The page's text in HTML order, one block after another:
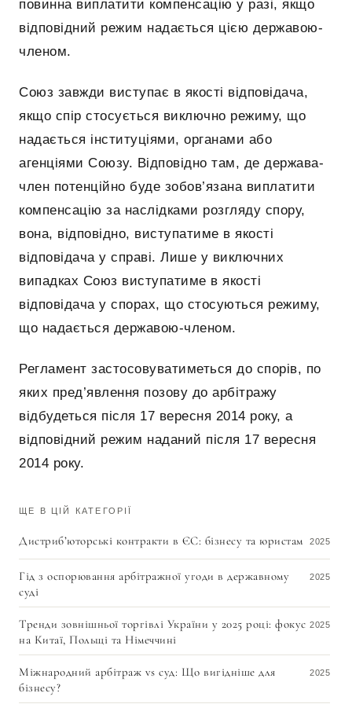
повинна виплатити компенсацію у разі, якщо
відповідний режим надається цією державою-
членом.
Союз завжди виступає в якості відповідача,
якщо спір стосується виключно режиму, що
надається інституціями, органами або
агенціями Союзу. Відповідно там, де держава-
член потенційно буде зобов’язана виплатити
компенсацію за наслідками розгляду спору,
вона, відповідно, виступатиме в якості
відповідача у справі. Лише у виключних
випадках Союз виступатиме в якості
відповідача у спорах, що стосуються режиму,
що надається державою-членом.
Регламент застосовуватиметься до спорів, по
яких пред’явлення позову до арбітражу
відбудеться після 17 вересня 2014 року, а
відповідний режим наданий після 17 вересня
2014 року.
ЩЕ В ЦІЙ КАТЕГОРІЇ
Дистриб’юторські контракти в ЄС: бізнесу та юристам 2025
Гід з оспорювання арбітражної угоди в державному
суді
2025
Тренди зовнішньої торгівлі України у 2025 році: фокус
на Китаї, Польщі та Німеччині
2025
Міжнародний арбітраж vs суд: Що вигідніше для
бізнесу?
2025